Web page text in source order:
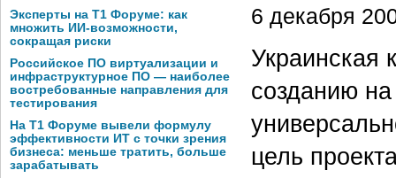
Эксперты на Т1 Форуме: как
множить ИИ-возможности,
сокращая риски
Российское ПО виртуализации и
инфраструктурное ПО — наиболее
востребованные направления для
тестирования
На Т1 Форуме вывели формулу
эффективности ИТ с точки зрения
бизнеса: меньше тратить, больше
зарабатывать
6 декабря
Украинская
созданию
цель